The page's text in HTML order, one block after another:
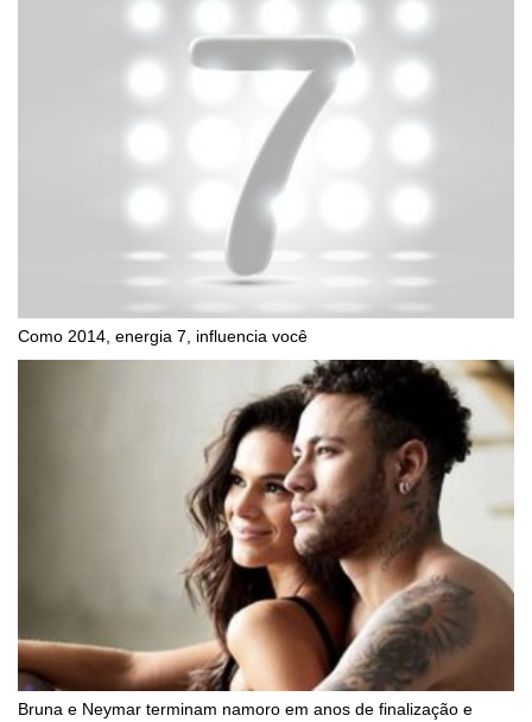
Como 2014, energia 7, influencia você
Bruna e Neymar terminam namoro em anos de finalização e